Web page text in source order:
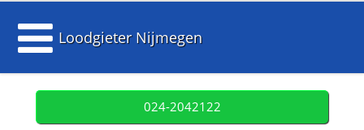
Loodgieter Nijmegen
024-2042122